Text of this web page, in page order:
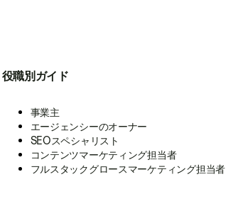
役職別ガイド
事業主
エージェンシーのオーナー
SEOスペシャリスト
コンテンツマーケティング担当者
フルスタックグロースマーケティング担当者